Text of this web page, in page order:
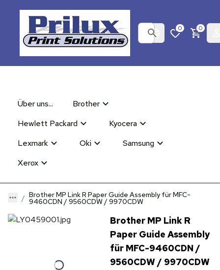
0 0
Über uns...
Brother
Hewlett Packard
Kyocera
Lexmark
Oki
Samsung
Xerox
Brother MP Link R Paper Guide Assembly für MFC-
9460CDN / 9560CDW / 9970CDW
Brother MP Link R
Paper Guide Assembly
für MFC-9460CDN /
9560CDW / 9970CDW